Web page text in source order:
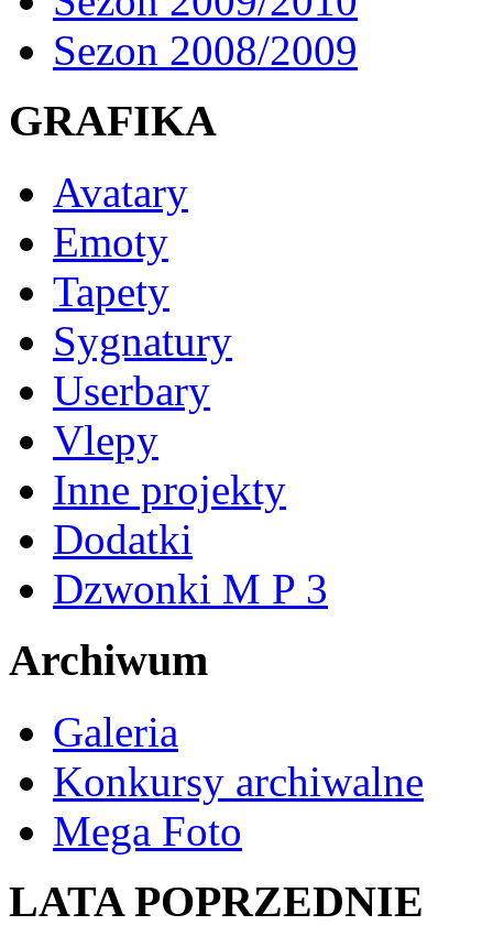
Sezon 2008/2009
GRAFIKA
Avatary
Emoty
Tapety
Sygnatury
Userbary
Vlepy
Inne projekty
Dodatki
Dzwonki M P 3
Archiwum
Galeria
Konkursy archiwalne
Mega Foto
LATA POPRZEDNIE